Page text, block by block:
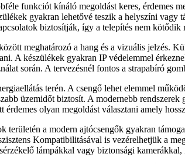
funkciót kínáló megoldást keres, érdemes
gyakran lehetővé teszik a helyszíni vagy
biztosítják, így a telepítés nem kötődik
meghatározó a hang és a vizuális jelzés.
A készülékek gyakran IP védelemmel
során. A tervezésnél fontos a strapabíró
terén. A csengő lehet elemmel
üzemidőt biztosít. A modernebb
érdemes olyan megoldást választani amely
területén a modern ajtócsengők gyakran
Kompatibilitásával is vezérelhetjük a
lámpákkal vagy biztonsági